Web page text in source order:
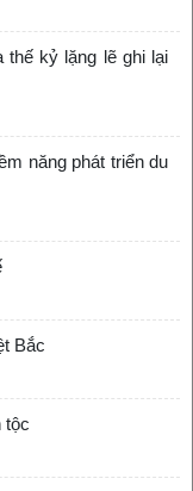
thế kỷ lặng lẽ ghi lại
năng phát triển du
Bắc
tộc